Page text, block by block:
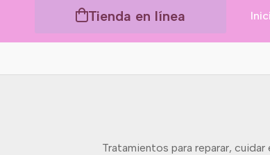
Tienda en línea
Tratamientos para reparar,